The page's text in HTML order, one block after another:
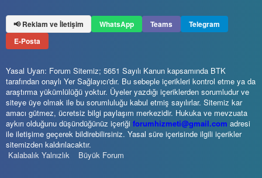
📢 Reklam ve İletişim WhatsApp Teams
Telegram
E-Posta
Yasal Uyarı: Forum Sitemiz; 5651 Sayılı Kanun kapsamında BTK
tarafından onaylı Yer Sağlayıcı'dır. Bu sebeple içerikleri kontrol etme ya da
araştırma yükümlülüğü yoktur. Üyeler yazdığı içeriklerden sorumludur ve
siteye üye olmak ile bu sorumluluğu kabul etmiş sayılırlar. Sitemiz kar
amacı gütmez, ücretsiz bilgi paylaşım merkezidir. Hukuka ve mevzuata
aykırı olduğunu düşündüğünüz içeriği forumhizmeti@gmail.com adresi
ile iletişime geçerek bildirebilirsiniz. Yasal süre içerisinde ilgili içerikler
sitemizden kaldırılacaktır.
Kalabalık Yalnızlık
Büyük Forum